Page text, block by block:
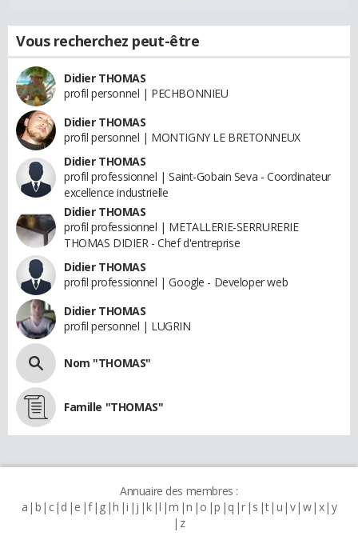
Vous recherchez peut-être
Didier THOMAS
profil personnel | PECHBONNIEU
Didier THOMAS
profil personnel | MONTIGNY LE BRETONNEUX
Didier THOMAS
profil professionnel | Saint-Gobain Seva - Coordinateur
excellence industrielle
Didier THOMAS
profil professionnel | METALLERIE-SERRURERIE
THOMAS DIDIER - Chef d'entreprise
Didier THOMAS
profil professionnel | Google - Developer web
Didier THOMAS
profil personnel | LUGRIN
Nom "THOMAS"
Famille "THOMAS"
Annuaire des membres :
a b c d e f g h i j k l m n o p q r s t u v w x y
z